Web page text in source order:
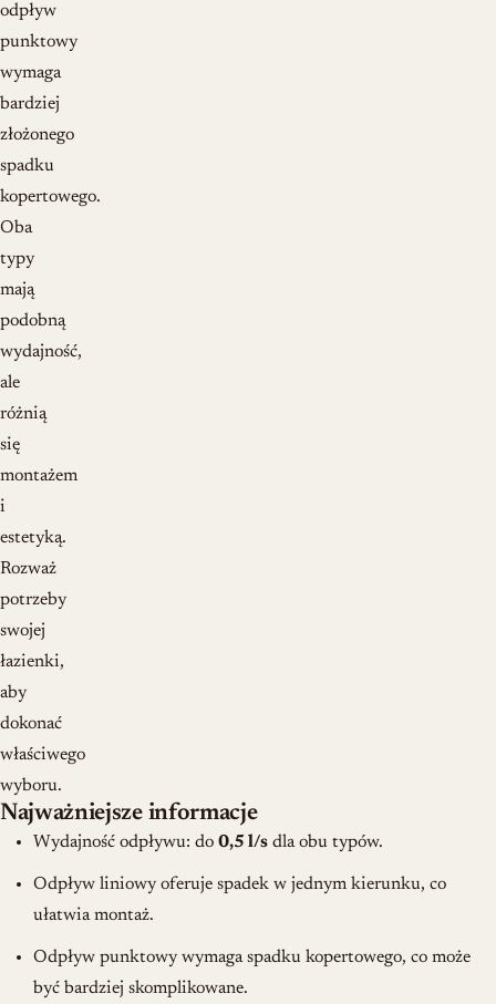
odpływ
punktowy
wymaga
bardziej
złożonego
spadku
kopertowego.
Oba
typy
mają
podobną
wydajność,
ale
różnią
się
montażem
i
estetyką.
Rozważ
potrzeby
swojej
łazienki,
aby
dokonać
właściwego
wyboru.
Najważniejsze informacje
Wydajność odpływu: do 0,5 l/s dla obu typów.
Odpływ liniowy oferuje spadek w jednym kierunku, co
ułatwia montaż.
Odpływ punktowy wymaga spadku kopertowego, co może
być bardziej skomplikowane.